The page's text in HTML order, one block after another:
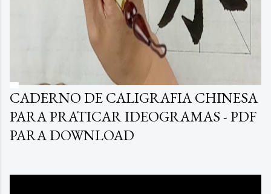
CADERNO DE CALIGRAFIA CHINESA
PARA PRATICAR IDEOGRAMAS - PDF
PARA DOWNLOAD